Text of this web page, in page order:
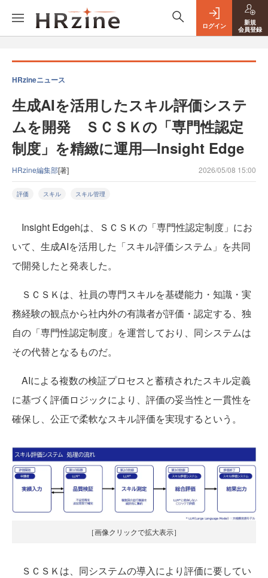
ログイン
新規
会員登録
HRzineニュース
生成AIを活用したスキル評価システ
ムを開発 ＳＣＳＫの「専門性認定
制度」を精緻に運用—Insight Edge
HRzine編集部[著] 2026/05/08 15:00
評価 スキル スキル管理
Insight Edgehは、ＳＣＳＫの「専門性認定制度」にお
いて、生成AIを活用した「スキル評価システム」を共同
で開発したと発表した。
ＳＣＳＫは、社員の専門スキルを基礎能力・知識・実
務経験の観点から社内外の有識者が評価・認定する、独
自の「専門性認定制度」を運営しており、同システムは
その代替となるものだ。
AIによる複数の検証プロセスと蓄積されたスキル定義
に基づく評価ロジックにより、評価の妥当性と一貫性を
確保し、公正で柔軟なスキル評価を実現するという。
［画像クリックで拡大表示］
ＳＣＳＫは、同システムの導入により評価に要してい